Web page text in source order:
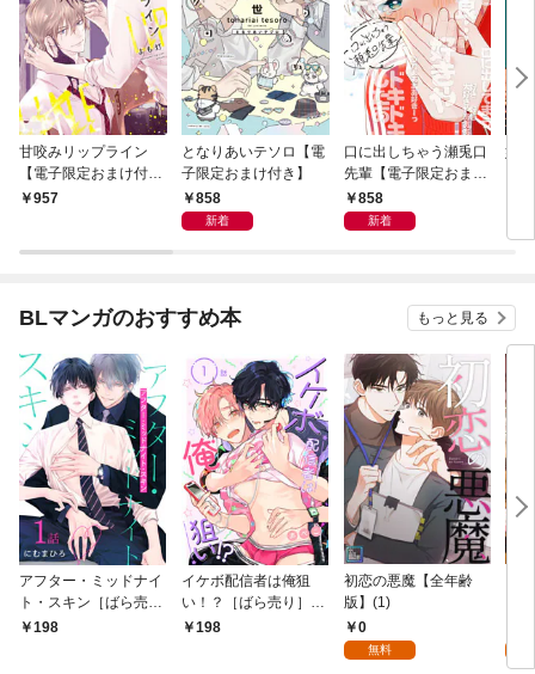
甘咬みリップライン
【電子限定おまけ付
き】957
となりあいテソロ【電
子限定おまけ付き】
858
新着
口に出しちゃう瀬兎口
先輩【電子限定おまけ
付き】
858
新着
奸
BLマンガのおすすめ本 もっと見る
アフター・ミッドナイ
ト・スキン［ばら売
り］ 第1話
198
イケボ配信者は俺狙
い！？［ばら売り］
第1話
198
初恋の悪魔【全年齢
版】(1)
0
無料